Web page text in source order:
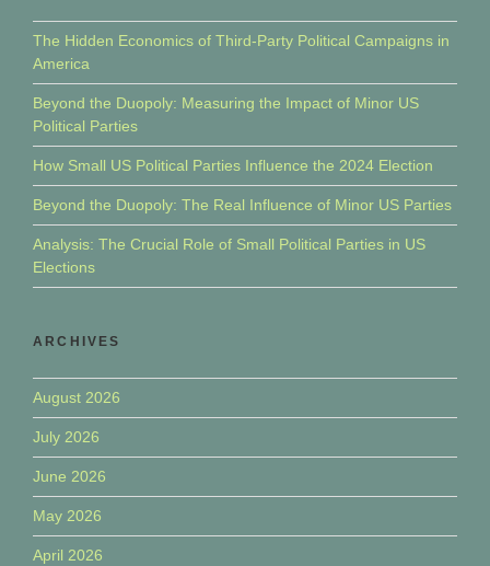
The Hidden Economics of Third-Party Political Campaigns in
America
Beyond the Duopoly: Measuring the Impact of Minor US
Political Parties
How Small US Political Parties Influence the 2024 Election
Beyond the Duopoly: The Real Influence of Minor US Parties
Analysis: The Crucial Role of Small Political Parties in US
Elections
ARCHIVES
August 2026
July 2026
June 2026
May 2026
April 2026